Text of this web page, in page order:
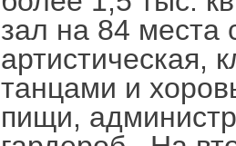
зал на 84 места
артистическая,
танцами и
пищи,